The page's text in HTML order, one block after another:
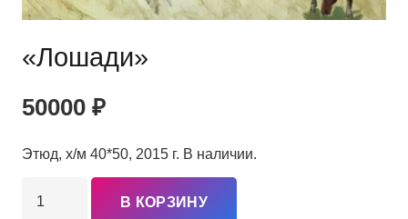
«Лошади»
50000 ₽
Этюд, х/м 40*50, 2015 г. В наличии.
В КОРЗИНУ